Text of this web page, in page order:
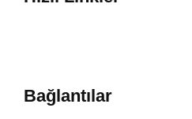
Bağlantılar